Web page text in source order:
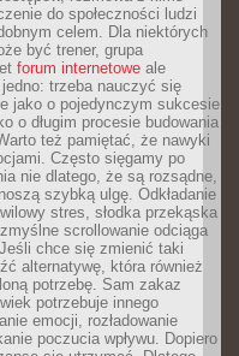
do społeczności ludzi
celem. Dla niektórych
być trener, grupa
forum internetowe ale
trzeba nauczyć się
jako o pojedynczym sukcesie
o długim procesie budowania
też pamiętać, że nawyki
Często sięgamy po
nie dlatego, że są rozsądne,
szybką ulgę. Odkładanie
stres, słodka przekąska
scrollowanie odciąga
chce się zmienić taki
alternatywę, która również
potrzebę. Sam zakaz
potrzebuje innego
emocji, rozładowanie
poczucia wpływu. Dopiero